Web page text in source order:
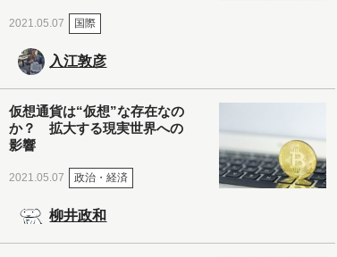
2021.05.07 国際
入江敦彦
仮想通貨は“仮想”な存在なの
か？ 拡大する現実世界への
影響
2021.05.07 政治・経済
柳井政和